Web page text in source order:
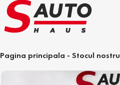
Pagina principala - Stocul nostru